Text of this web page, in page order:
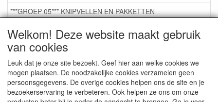
Welkom! Deze website maakt gebruik
van cookies
Leuk dat je onze site bezoekt. Geef hier aan welke cookies we
mogen plaatsen. De noodzakelijke cookies verzamelen geen
persoonsgegevens. De overige cookies helpen ons de site en je
bezoekerservaring te verbeteren. Ook helpen ze ons om onze
***GROEP 05*** KNIPVELLEN EN PAKKETTEN
***GROEP 06*** TAPE/LIJM SNIJMALLEN STEMPELS
***GROEP 07*** KAARTEN +SCRAP TOEBEHOREN
***GROEP 08*** TEKENEN EN KLEUREN, GELPEN,MARKER
***GROEP 09*** KRALEN EN TOEBEHOREN
***GROEP 10*** WENSKAARTEN MET ENV. €0,75